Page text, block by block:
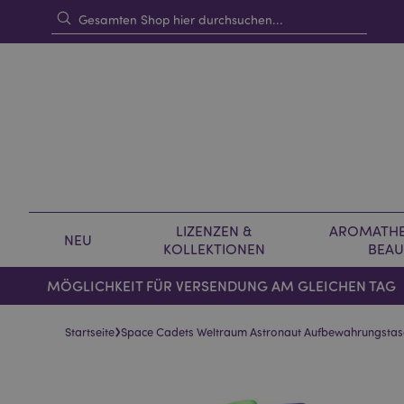
NEU
LIZENZEN &
KOLLEKTIONEN
MÖGLICHKEIT FÜR VERSENDUNG AM GLEICHEN TAG
Startseite›Space Cadets Weltraum Astronaut